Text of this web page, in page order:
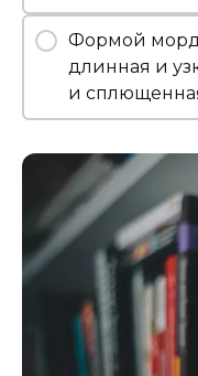
Формой
длинная и
и